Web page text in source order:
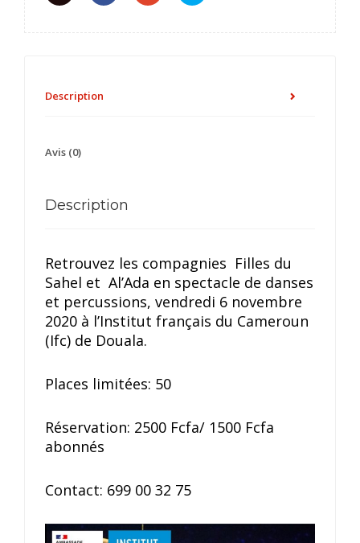
Description
Avis (0)
Description
Retrouvez les compagnies Filles du
Sahel et Al’Ada en spectacle de danses
et percussions, vendredi 6 novembre
2020 à l’Institut français du Cameroun
(Ifc) de Douala.
Places limitées: 50
Réservation: 2500 Fcfa/ 1500 Fcfa
abonnés
Contact: 699 00 32 75